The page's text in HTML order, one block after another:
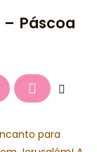
Páscoa
para